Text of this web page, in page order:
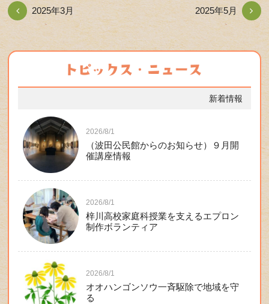
2025年3月 2025年5月
新着情報
2026/8/1
（波田公民館からのお知らせ）９月開
催講座情報
2026/8/1
梓川高校家庭科授業を支えるエプロン
制作ボランティア
2026/8/1
オオハンゴンソウ一斉駆除で地域を守
る